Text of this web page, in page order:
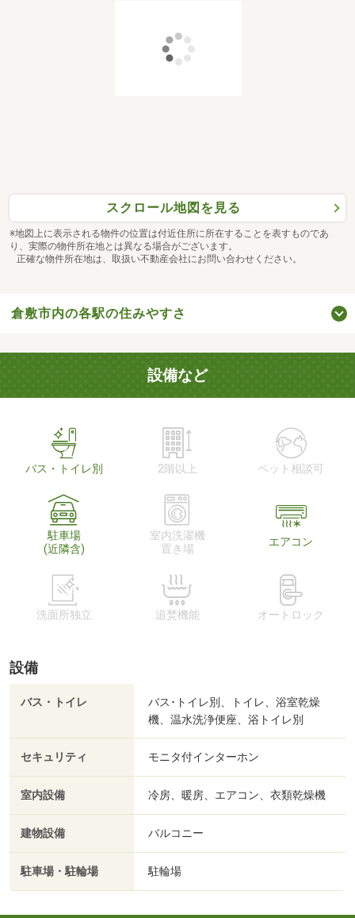
スクロール地図を見る
※地図上に表示される物件の位置は付近住所に所在することを表すものであ
り、実際の物件所在地とは異なる場合がございます。
正確な物件所在地は、取扱い不動産会社にお問い合わせください。
倉敷市内の各駅の住みやすさ
設備など
バス・トイレ別 2階以上 ペット相談可
駐車場
(近隣含)
室内洗濯機
置き場
エアコン
洗面所独立 追焚機能 オートロック
設備
バス・トイレ
バス･トイレ別、トイレ、浴室乾燥
機、温水洗浄便座、浴トイレ別
セキュリティ モニタ付インターホン
室内設備 冷房、暖房、エアコン、衣類乾燥機
建物設備 バルコニー
駐車場・駐輪場 駐輪場